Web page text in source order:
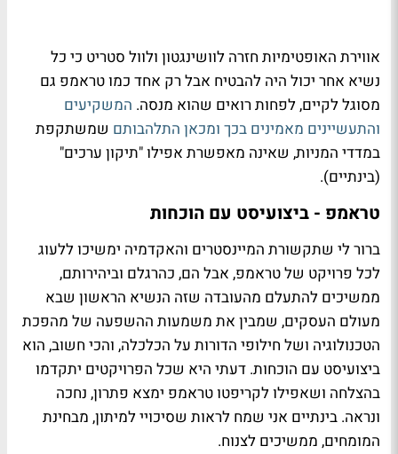
אווירת האופטימיות חזרה לוושינגטון ולוול סטריט כי כל
נשיא אחר יכול היה להבטיח אבל רק אחד כמו טראמפ גם
מסוגל לקיים, לפחות רואים שהוא מנסה. המשקיעים
והתעשיינים מאמינים בכך ומכאן התלהבותם שמשתקפת
במדדי המניות, שאינה מאפשרת אפילו "תיקון ערכים"
(בינתיים).
טראמפ - ביצועיסט עם הוכחות
ברור לי שתקשורת המיינסטרים והאקדמיה ימשיכו ללעוג
לכל פרויקט של טראמפ, אבל הם, כהרגלם וביהירותם,
ממשיכים להתעלם מהעובדה שזה הנשיא הראשון שבא
מעולם העסקים, שמבין את משמעות ההשפעה של מהפכת
הטכנולוגיה ושל חילופי הדורות על הכלכלה, והכי חשוב, הוא
ביצועיסט עם הוכחות. דעתי היא שכל הפרויקטים יתקדמו
בהצלחה ושאפילו לקריפטו טראמפ ימצא פתרון, נחכה
ונראה. בינתיים אני שמח לראות שסיכויי למיתון, מבחינת
המומחים, ממשיכים לצנוח.